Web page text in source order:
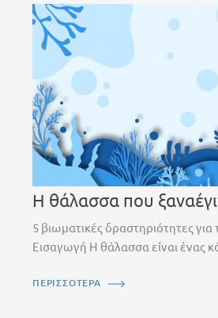
Η θάλασσα που
5 βιωματικές δραστηριότητες
Εισαγωγή Η θάλασσα είναι ένας
ΠΕΡΙΣΣΟΤΕΡΑ